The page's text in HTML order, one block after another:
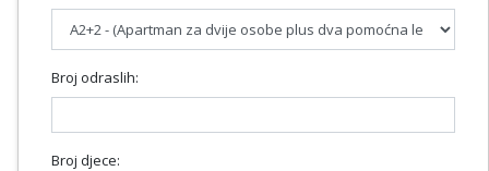
Broj odraslih:
Broj djece: